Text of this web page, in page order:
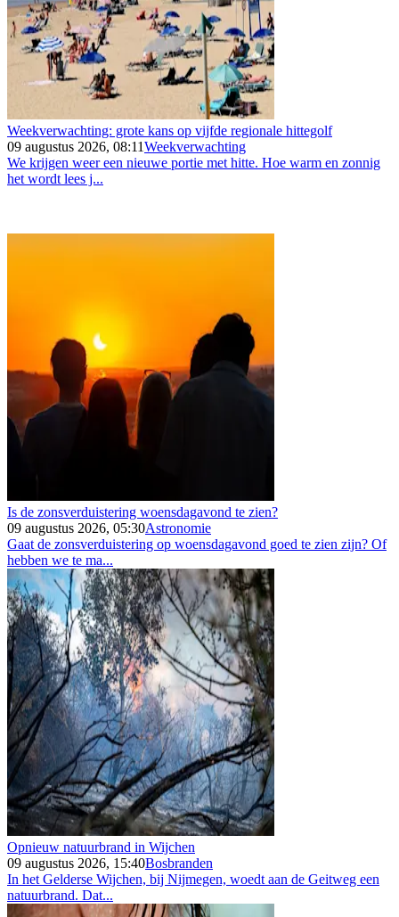
Weekverwachting: grote kans op vijfde regionale hittegolf
09 augustus 2026, 08:11Weekverwachting
We krijgen weer een nieuwe portie met hitte. Hoe warm en zonnig
het wordt lees j...
Is de zonsverduistering woensdagavond te zien?
09 augustus 2026, 05:30Astronomie
Gaat de zonsverduistering op woensdagavond goed te zien zijn? Of
hebben we te ma...
Opnieuw natuurbrand in Wijchen
09 augustus 2026, 15:40Bosbranden
In het Gelderse Wijchen, bij Nijmegen, woedt aan de Geitweg een
natuurbrand. Dat...